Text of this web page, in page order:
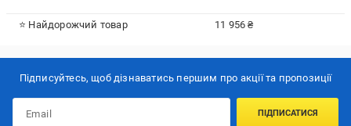
⭐ Найдорожчий товар 11 956 ₴
Підписуйтесь, щоб дізнаватись першим про акції та пропозиції
ПІДПИСАТИСЯ